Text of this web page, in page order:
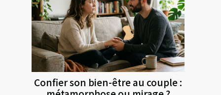
Confier son bien-être au couple :